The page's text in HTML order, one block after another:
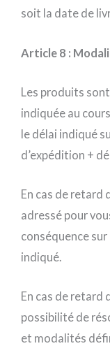
soit la date de
Article 8 :
Les produits
indiquée au
le délai indiqué
d’expédition +
En cas de retard
adressé pour
conséquence
indiqué.
En cas de retard
possibilité de
et modalités